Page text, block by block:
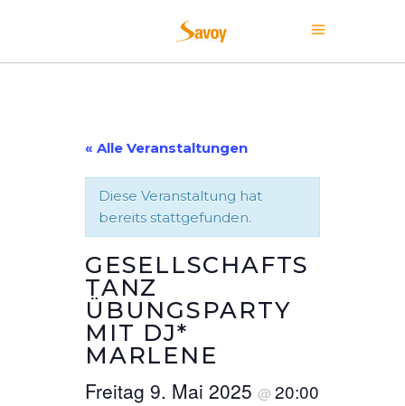
« Alle Veranstaltungen
Diese Veranstaltung hat
bereits stattgefunden.
GESELLSCHAFTS
TANZ
ÜBUNGSPARTY
MIT DJ*
MARLENE
Freitag 9. Mai 2025 @ 20:00